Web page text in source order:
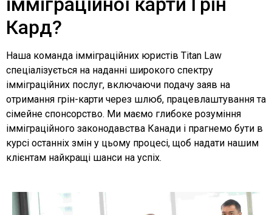
Кард?
Наша команда імміграційних юристів Titan Law
спеціалізується на наданні широкого спектру
імміграційних послуг, включаючи подачу заяв на
отримання грін-карти через шлюб, працевлаштування та
сімейне спонсорство. Ми маємо глибоке розуміння
імміграційного законодавства Канади і прагнемо бути в
курсі останніх змін у цьому процесі, щоб надати нашим
клієнтам найкращі шанси на успіх.